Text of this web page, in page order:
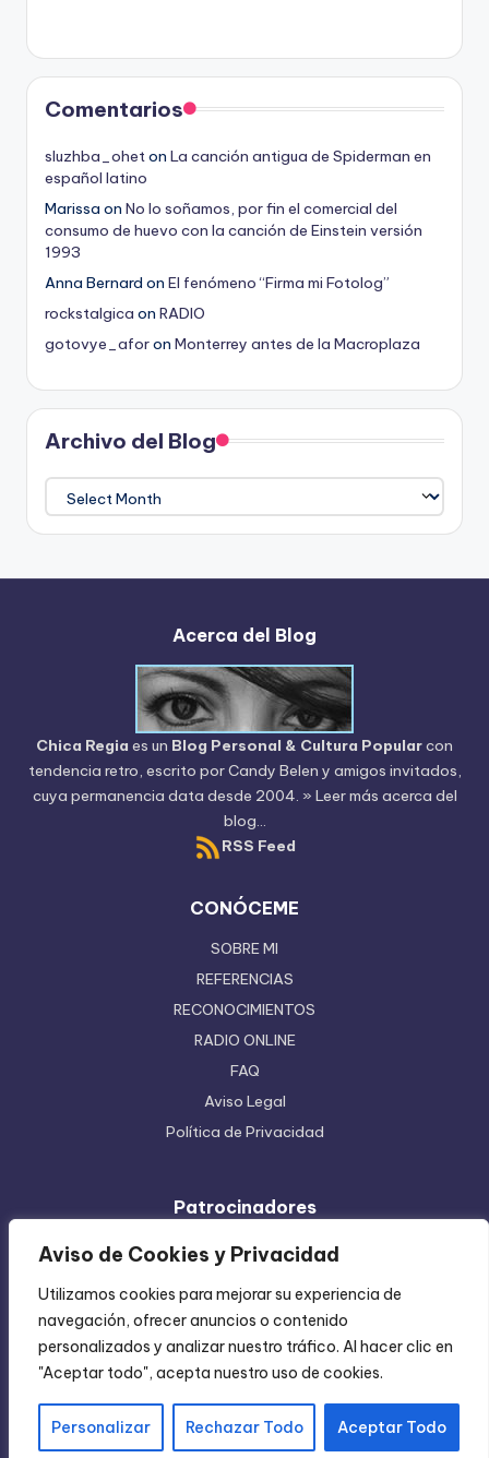
Aviso de Cookies y Privacidad
Utilizamos cookies para mejorar su experiencia de
navegación, ofrecer anuncios o contenido
personalizados y analizar nuestro tráfico. Al hacer clic en
"Aceptar todo", acepta nuestro uso de cookies.
Personalizar Rechazar Todo Aceptar Todo
Comentarios
sluzhba_oheton La canción antigua de Spiderman en
español latino
Marissa on No lo soñamos, por fin el comercial del
consumo de huevo con la canción de Einstein versión
1993
Anna Bernard on El fenómeno “Firma mi Fotolog”
rockstalgica on RADIO
gotovye_aforon Monterrey antes de la Macroplaza
Archivo del Blog
del
Blog
Acerca del Blog
Chica Regia es un Blog Personal & Cultura Popularcon
tendencia retro, escrito porCandy Belen y amigos invitados,
cuya permanencia data desde 2004. » Leer más acerca del
blog...
RSS Feed
CONÓCEME
SOBRE MI
REFERENCIAS
RECONOCIMIENTOS
RADIO ONLINE
FAQ
Aviso Legal
Política de Privacidad
Patrocinadores
Ferretera Centenario de Monterrey
Inyección de Plástico
Mundo Impreso
Directorio de Coatzintla
Copyright 2004-2026 —Chica Regia . All rights reserved.